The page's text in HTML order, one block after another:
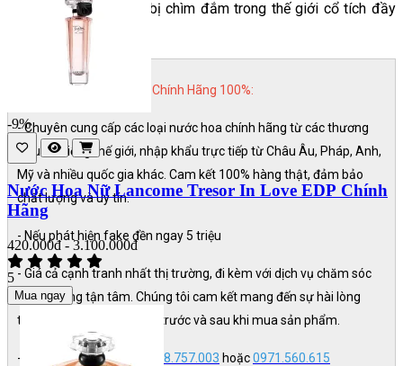
hãng, và sẵn sàng để bị chìm đắm trong thế giới cổ tích đầy
mê hoặc này.
MAIKA SHOP Nước Hoa Chính Hãng 100%:
- Chuyên cung cấp các loại nước hoa chính hãng từ các thương
hiệu nổi tiếng thế giới, nhập khẩu trực tiếp từ Châu Âu, Pháp, Anh,
Mỹ và nhiều quốc gia khác. Cam kết 100% hàng thật, đảm bảo
chất lượng và uy tín.
- Nếu phát hiện fake đền ngay 5 triệu
- Giá cả cạnh tranh nhất thị trường, đi kèm với dịch vụ chăm sóc
khách hàng tận tâm. Chúng tôi cam kết mang đến sự hài lòng
tuyệt đối cho khách hàng trước và sau khi mua sản phẩm.
- Liên hệ ngay Hotline: 0928.757.003 hoặc0971.560.615
-9%
Nước Hoa Nữ Lancome Tresor In Love EDP Chính
Hãng
420.000đ - 3.100.000đ
5
Mua ngay